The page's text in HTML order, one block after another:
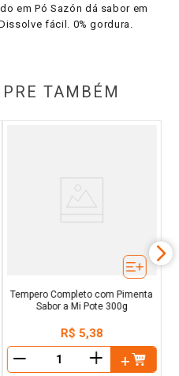
em Pó Sazón dá sabor em
fácil. 0% gordura.
TAMBÉM
Tempero Completo com Pimenta
Sabor a Mi Pote 300g
R$ 5,38
＋